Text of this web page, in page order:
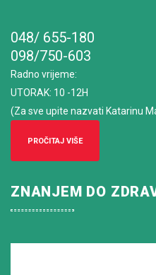
048/ 655-180
098/750-603
Radno vrijeme:
UTORAK: 10 -12H
(Za sve upite nazvati Katarinu
PROČITAJ VIŠE
ZNANJEM DO